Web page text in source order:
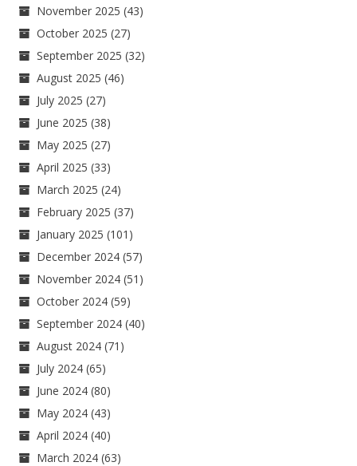
November 2025 (43)
October 2025 (27)
September 2025 (32)
August 2025 (46)
July 2025 (27)
June 2025 (38)
May 2025 (27)
April 2025 (33)
March 2025 (24)
February 2025 (37)
January 2025 (101)
December 2024 (57)
November 2024 (51)
October 2024 (59)
September 2024 (40)
August 2024 (71)
July 2024 (65)
June 2024 (80)
May 2024 (43)
April 2024 (40)
March 2024 (63)